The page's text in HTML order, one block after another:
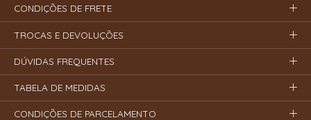
CONDIÇÕES DE FRETE
TROCAS E DEVOLUÇÕES
DÚVIDAS FREQUENTES
TABELA DE MEDIDAS
CONDIÇÕES DE PARCELAMENTO